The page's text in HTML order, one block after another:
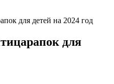
для детей на 2024 год
для